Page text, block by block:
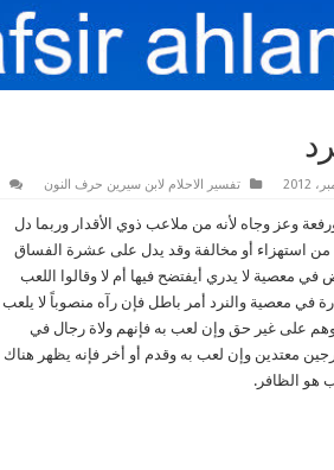
تفسير الاحلام لابن سيرين حرف النون
وعز وجاه لأنه من ملاعب ذوي الأقدار وربما دل
من استهزاء أو مخالفة وقد يدل على عشرة الفساق
معصية لا يدري أيفتضح فيها أم لا وقالوا اللعب
في معصية والنرد أمر باطل فإن رآه منصوباً لا يلعب
على غير حق وإن لعب به فإنهم ولاة رجال في
معتدين وإن لعب به وقدم أو أخر فإنه يظهر هناك
هو الظافر.